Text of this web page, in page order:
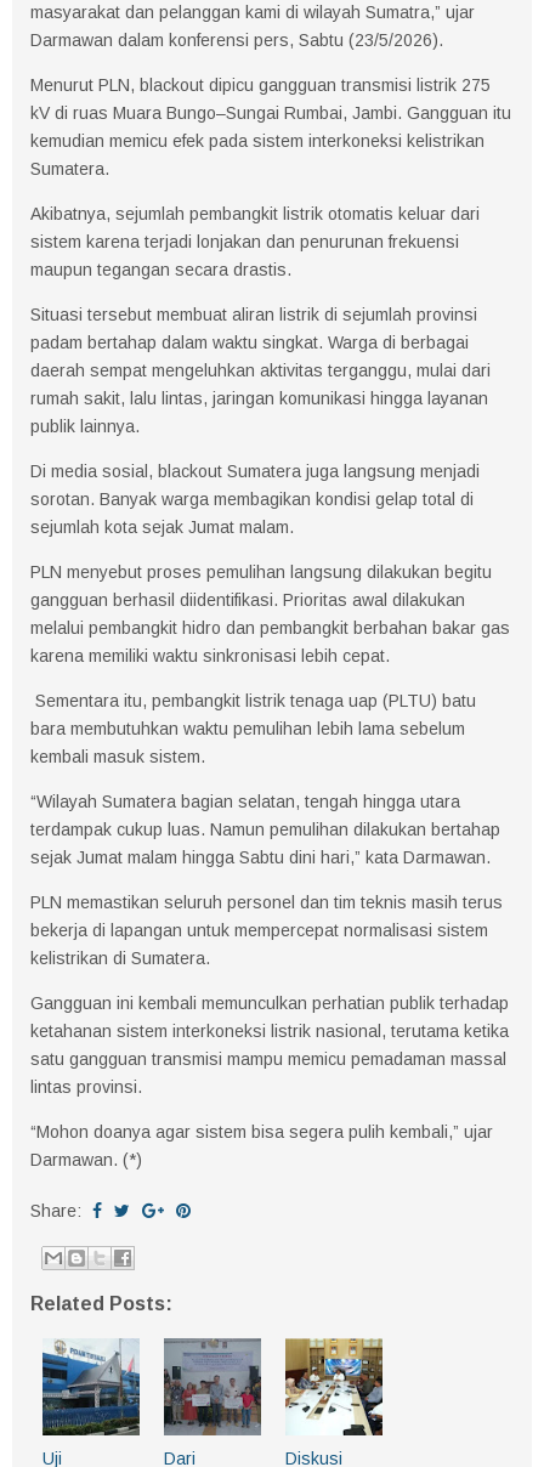
masyarakat dan pelanggan kami di wilayah Sumatra,” ujar
Darmawan dalam konferensi pers, Sabtu (23/5/2026).
Menurut PLN, blackout dipicu gangguan transmisi listrik 275
kV di ruas Muara Bungo–Sungai Rumbai, Jambi. Gangguan itu
kemudian memicu efek pada sistem interkoneksi kelistrikan
Sumatera.
Akibatnya, sejumlah pembangkit listrik otomatis keluar dari
sistem karena terjadi lonjakan dan penurunan frekuensi
maupun tegangan secara drastis.
Situasi tersebut membuat aliran listrik di sejumlah provinsi
padam bertahap dalam waktu singkat. Warga di berbagai
daerah sempat mengeluhkan aktivitas terganggu, mulai dari
rumah sakit, lalu lintas, jaringan komunikasi hingga layanan
publik lainnya.
Di media sosial, blackout Sumatera juga langsung menjadi
sorotan. Banyak warga membagikan kondisi gelap total di
sejumlah kota sejak Jumat malam.
PLN menyebut proses pemulihan langsung dilakukan begitu
gangguan berhasil diidentifikasi. Prioritas awal dilakukan
melalui pembangkit hidro dan pembangkit berbahan bakar gas
karena memiliki waktu sinkronisasi lebih cepat.
Sementara itu, pembangkit listrik tenaga uap (PLTU) batu
bara membutuhkan waktu pemulihan lebih lama sebelum
kembali masuk sistem.
“Wilayah Sumatera bagian selatan, tengah hingga utara
terdampak cukup luas. Namun pemulihan dilakukan bertahap
sejak Jumat malam hingga Sabtu dini hari,” kata Darmawan.
PLN memastikan seluruh personel dan tim teknis masih terus
bekerja di lapangan untuk mempercepat normalisasi sistem
kelistrikan di Sumatera.
Gangguan ini kembali memunculkan perhatian publik terhadap
ketahanan sistem interkoneksi listrik nasional, terutama ketika
satu gangguan transmisi mampu memicu pemadaman massal
lintas provinsi.
“Mohon doanya agar sistem bisa segera pulih kembali,” ujar
Darmawan. (*)
Share:
Related Posts:
Uji
Dari
Diskusi